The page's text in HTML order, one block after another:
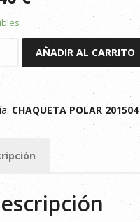
AÑADIR AL CARRITO
CHAQUETA POLAR